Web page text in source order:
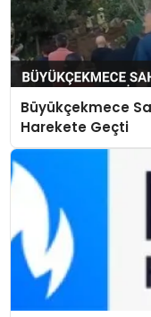
Büyükçekmece
Harekete Geçti